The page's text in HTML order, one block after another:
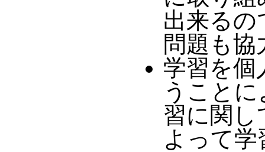
出来る
問題も
学習を個
うこと
習に関し
よって